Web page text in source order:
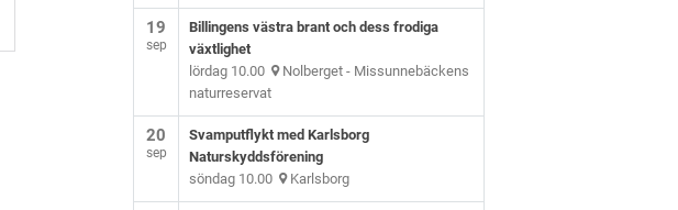
19
sep
Billingens västra brant och dess frodiga
växtlighet
lördag 10.00 Nolberget - Missunnebäckens
naturreservat
20
sep
Svamputflykt med Karlsborg
Naturskyddsförening
söndag 10.00 Karlsborg